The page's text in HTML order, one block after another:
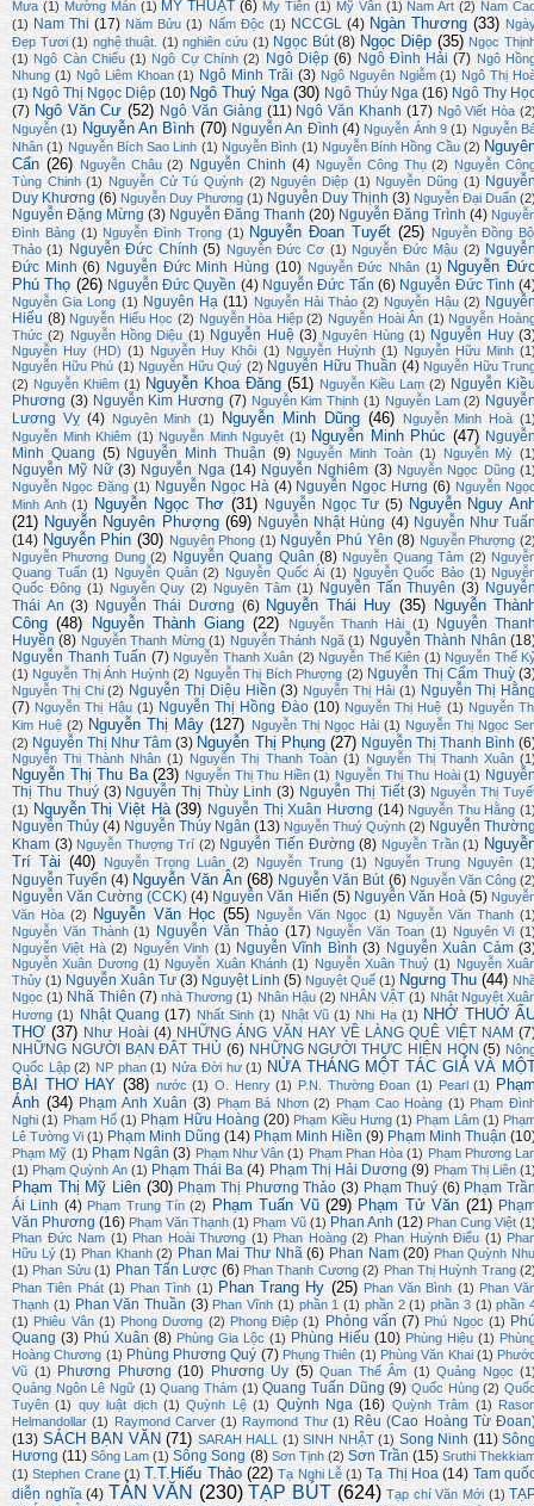
Mưa (1) Mường Mán (1) MỸ THUẬT (6) My Tiên (1) Mỹ Vân (1) Nam Art (2) Nam
(1) Nam Thi (17) Năm Bửu (1) Nấm Độc (1) NCCGL (4) Ngàn Thương (33)
Đẹp Tươi (1) nghệ thuật. (1) nghiên cứu (1) Ngọc Bút (8) Ngọc Diệp (35) Ngọc
(1) Ngô Càn Chiểu (1) Ngô Cự Chính (2) Ngô Diệp (6) Ngô Đình Hải (7) Ngô
Nhung (1) Ngô Liêm Khoan (1) Ngô Minh Trãi (3) Ngô Nguyên Ngiễm (1) Ngô Thị
(1) Ngô Thị Ngọc Diệp (10) Ngô Thuý Nga (30) Ngô Thúy Nga (16) Ngô Thy
(7) Ngô Văn Cư (52) Ngô Văn Giảng (11) Ngô Văn Khanh (17) Ngô Viết Hòa
Nguyễn (1) Nguyễn An Bình (70) Nguyễn An Đình (4) Nguyễn Ánh 9 (1) Nguyễn
Nhân (1) Nguyễn Bích Sao Linh (1) Nguyễn Bình (1) Nguyễn Bính Hồng Cầu (2)
Cẩn (26) Nguyễn Châu (2) Nguyễn Chinh (4) Nguyễn Công Thụ (2) Nguyễn
Tùng Chinh (1) Nguyễn Cử Tú Quỳnh (2) Nguyên Diệp (1) Nguyễn Dũng (1)
Duy Khương (6) Nguyễn Duy Phương (1) Nguyễn Duy Thịnh (3) Nguyễn Đại Duẩn
Nguyễn Đặng Mừng (3) Nguyễn Đăng Thanh (20) Nguyễn Đăng Trình (4)
Đình Bảng (1) Nguyễn Đình Trọng (1) Nguyễn Đoan Tuyết (25)
Nguyễn Đồng
Thảo (1) Nguyễn Đức Chính (5) Nguyễn Đức Cơ (1) Nguyễn Đức Mậu (2)
Đức Minh (6) Nguyễn Đức Minh Hùng (10) Nguyễn Đức Nhân (1) Nguyễn
Phú Thọ (26) Nguyễn Đức Quyền (4) Nguyễn Đức Tấn (6) Nguyễn Đức Tình
Nguyễn Gia Long (1) Nguyên Hạ (11) Nguyễn Hải Thảo (2) Nguyễn Hậu (2)
Hiếu (8) Nguyễn Hiếu Học (2) Nguyễn Hòa Hiệp (2) Nguyễn Hoài Ân (1) Nguyễn
Thức (2) Nguyễn Hồng Diệu (1) Nguyễn Huệ (3) Nguyên Hùng (1) Nguyễn Huy
Nguyễn Huy (HD) (1) Nguyễn Huy Khôi (1) Nguyễn Huỳnh (1) Nguyễn Hữu Minh
Nguyễn Hữu Phú (1) Nguyễn Hữu Quý (2) Nguyễn Hữu Thuần (4) Nguyễn Hữu
(2) Nguyễn Khiêm (1) Nguyễn Khoa Đăng (51) Nguyễn Kiều Lam (2) Nguyễn
Phương (3) Nguyễn Kim Hương (7) Nguyễn Kim Thịnh (1) Nguyễn Lam (2)
Lương Vỵ (4) Nguyên Minh (1) Nguyễn Minh Dũng (46) Nguyễn Minh Hoà
Nguyễn Minh Khiêm (1) Nguyễn Minh Nguyệt (1) Nguyễn Minh Phúc (47)
Minh Quang (5) Nguyễn Minh Thuận (9) Nguyễn Minh Toàn (1) Nguyễn Mỳ
Nguyễn Mỹ Nữ (3) Nguyễn Nga (14) Nguyễn Nghiêm (3) Nguyễn Ngọc Dũng
Nguyễn Ngọc Đặng (1) Nguyễn Ngọc Hà (4) Nguyễn Ngọc Hưng (6) Nguyễn
Minh Anh (1) Nguyễn Ngọc Thơ (31) Nguyễn Ngọc Tư (5) Nguyễn Nguy
(21) Nguyễn Nguyên Phượng (69) Nguyễn Nhật Hùng (4) Nguyễn Như
(14) Nguyễn Phin (30) Nguyên Phong (1) Nguyễn Phú Yên (8) Nguyễn Phượng
Nguyễn Phương Dung (2) Nguyễn Quang Quân (8) Nguyễn Quang Tâm (2)
Quang Tuấn (1) Nguyễn Quân (2) Nguyễn Quốc Ái (1) Nguyễn Quốc Bảo (1)
Quốc Đông (1) Nguyễn Quy (2) Nguyên Tâm (1) Nguyễn Tấn Thuyên (3)
Thái An (3) Nguyễn Thái Dương (6) Nguyễn Thái Huy (35)
Nguyễn
Công (48) Nguyễn Thành Giang (22) Nguyễn Thanh Hải (1)
Nguyễn
Huyền (8) Nguyễn Thanh Mừng (1) Nguyễn Thánh Ngã (1) Nguyễn Thành Nhân
Nguyễn Thanh Tuấn (7) Nguyễn Thanh Xuân (2) Nguyễn Thế Kiên (1) Nguyễn Thế
(1) Nguyễn Thị Ánh Huỳnh (2) Nguyễn Thị Bích Phượng (2) Nguyễn Thị Cẩm Thuỳ
Nguyễn Thị Chi (2) Nguyễn Thị Diệu Hiền (3) Nguyễn Thị Hải (1) Nguyễn Thị
(7) Nguyễn Thị Hậu (1) Nguyễn Thị Hồng Đào (10) Nguyễn Thị Huệ (1) Nguyễn
Kim Huệ (2) Nguyễn Thị Mây (127) Nguyễn Thị Ngọc Hải (1) Nguyễn Thị Ngọc
(2) Nguyễn Thị Như Tâm (3) Nguyễn Thị Phụng (27) Nguyễn Thị Thanh Bình
Nguyễn Thị Thành Nhân (1) Nguyễn Thị Thanh Toàn (1) Nguyễn Thị Thanh Xuân
Nguyễn Thị Thu Ba (23) Nguyễn Thị Thu Hiền (1) Nguyễn Thị Thu Hoài (1)
Thị Thu Thuý (3) Nguyễn Thị Thùy Linh (3) Nguyễn Thị Tiết (3) Nguyễn Thị
(1) Nguyễn Thị Việt Hà (39) Nguyễn Thị Xuân Hương (14) Nguyễn Thu Hằng
Nguyễn Thủy (4) Nguyễn Thúy Ngân (13) Nguyễn Thuý Quỳnh (2) Nguyễn
Kham (3) Nguyễn Thượng Trí (2) Nguyễn Tiến Đường (8) Nguyễn Trần (1)
Trí Tài (40) Nguyễn Trọng Luân (2) Nguyễn Trung (1) Nguyễn Trung Nguyên
Nguyễn Tuyển (4) Nguyễn Văn Ân (68) Nguyễn Văn Bút (6) Nguyễn Văn Công
Nguyễn Văn Cường (CCK) (4) Nguyễn Văn Hiến (5) Nguyễn Văn Hoà (5)
Văn Hòa (2) Nguyễn Văn Học (55) Nguyễn Văn Ngọc (1) Nguyễn Văn Thanh
Nguyễn Văn Thành (1) Nguyễn Văn Thảo (17) Nguyễn Văn Toan (1) Nguyên Vi
Nguyễn Việt Hà (2) Nguyễn Vinh (1) Nguyễn Vĩnh Bình (3) Nguyễn Xuân Cảm
Nguyễn Xuân Dương (1) Nguyễn Xuân Khánh (1) Nguyễn Xuân Thuỷ (1) Nguyễn
Thủy (1) Nguyễn Xuân Tư (3) Nguyệt Linh (5) Nguyệt Quế (1) Ngưng Thu (44)
Ngọc (1) Nhã Thiên (7) nhà Thương (1) Nhân Hậu (2) NHÂN VẬT (1) Nhật Nguyệt
Hương (1) Nhật Quang (17) Nhất Sinh (1) Nhật Vũ (1) Nhi Hạ (1) NHỚ THUỞ
THƠ (37) Như Hoài (4) NHỮNG ÁNG VĂN HAY VỀ LÀNG QUÊ VIỆT NAM
NHỮNG NGƯỜI BẠN ĐÂT THỦ (6) NHỮNG NGƯỜI THỰC HIỆN HQN (5)
Quốc Lập (2) NP phan (1) Nửa Đời hư (1) NỬA THÁNG MỘT TÁC GIẢ VÀ
BÀI THƠ HAY (38) nước (1) O. Henry (1) P.N. Thường Đoan (1) Pearl (1)
Ánh (34) Phạm Anh Xuân (3) Phạm Bá Nhơn (2) Phạm Cao Hoàng (1) Phạm
Nghi (1) Phạm Hổ (1) Phạm Hữu Hoàng (20) Phạm Kiều Hưng (1) Phạm Lâm (1)
Lê Tường Vi (1) Phạm Minh Dũng (14) Phạm Minh Hiền (9) Phạm Minh Thuận
Phạm Mỹ (1) Phạm Ngân (3) Phạm Như Vân (1) Phạm Phan Hòa (1) Phạm Phương
(1) Phạm Quỳnh An (1) Phạm Thái Ba (4) Phạm Thị Hải Dương (9) Phạm Thị Liên
Phạm Thị Mỹ Liên (30) Phạm Thị Phương Thảo (3) Phạm Thuý (6) Phạm
Ái Linh (4) Phạm Trung Tín (2) Phạm Tuấn Vũ (29) Phạm Tử Văn (21)
Văn Phương (16) Phạm Văn Thạnh (1) Phạm Vũ (1) Phan Anh (12) Phan Cung Việt
Phan Đức Nam (1) Phan Hoài Thương (1) Phan Hoàng (2) Phan Huỳnh Điểu (1)
Hữu Lý (1) Phan Khanh (2) Phan Mai Thư Nhã (6) Phan Nam (20) Phan Quỳnh
(1) Phan Sửu (1) Phan Tấn Lược (6) Phan Thanh Cương (2) Phan Thị Huỳnh Trang
Phan Tiên Phát (1) Phan Tình (1) Phan Trang Hy (25) Phan Văn Bình (1) Phan
Thạnh (1) Phan Văn Thuần (3) Phan Vĩnh (1) phần 1 (1) phần 2 (1) phần 3 (1) phần
(1) Phiêu Vân (1) Phong Dương (2) Phong Điệp (1) Phỏng vấn (7) Phú Ngọc (1)
Quang (3) Phú Xuân (8) Phùng Gia Lộc (1) Phùng Hiếu (10) Phùng Hiệu (1)
Hoàng Chương (1) Phùng Phương Quý (7) Phụng Thiên (1) Phùng Văn Khai (1)
Vũ (1) Phương Phương (10) Phương Uy (5) Quan Thế Âm (1) Quảng Ngọc
Quảng Ngôn Lê Ngữ (1) Quang Thám (1) Quang Tuấn Dũng (9) Quốc Hùng (2)
Tuyên (1) quy luật dịch (1) Quỳnh Lệ (1) Quỳnh Nga (16) Quỳnh Trâm (1)
Helmandollar (1) Raymond Carver (1) Raymond Thư (1) Rêu (Cao Hoàng Từ
(13) SÁCH BẠN VĂN (71) SARAH HALL (1) SINH NHẬT (1) Song Ninh (11)
Hương (11) Sông Lam (1) Sông Song (8) Sơn Tịnh (2) Sơn Trần (15) Sruthi
(1) Stephen Crane (1) T.T.Hiếu Thảo (22) Tạ Nghi Lễ (1) Tạ Thị Hoa (14) Tam
diễn nghĩa (4) TẢN VĂN (230) TẠP BÚT (624) Tạp chí Văn Mới (1)